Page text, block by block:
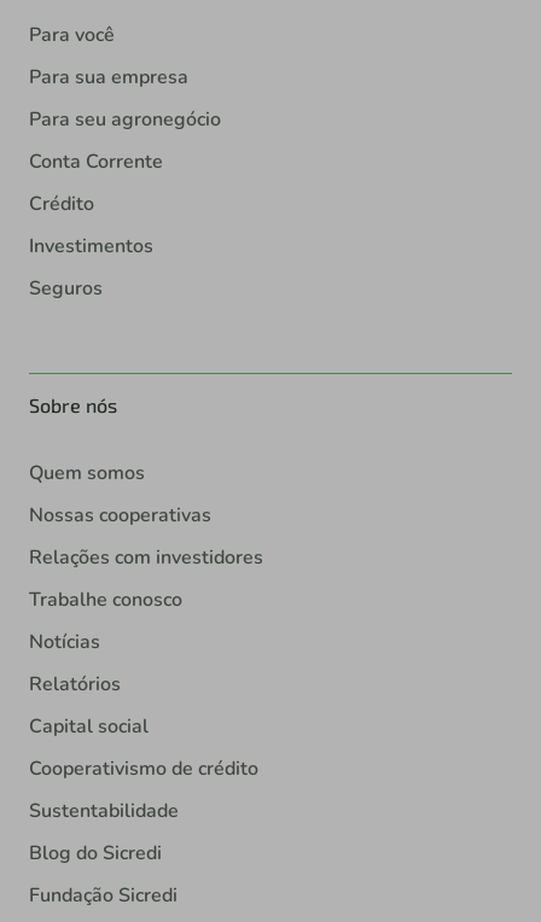
Para você
Para sua empresa
Para seu agronegócio
Conta Corrente
Crédito
Investimentos
Seguros
Sobre nós
Quem somos
Nossas cooperativas
Relações com investidores
Trabalhe conosco
Notícias
Relatórios
Capital social
Cooperativismo de crédito
Sustentabilidade
Blog do Sicredi
Fundação Sicredi